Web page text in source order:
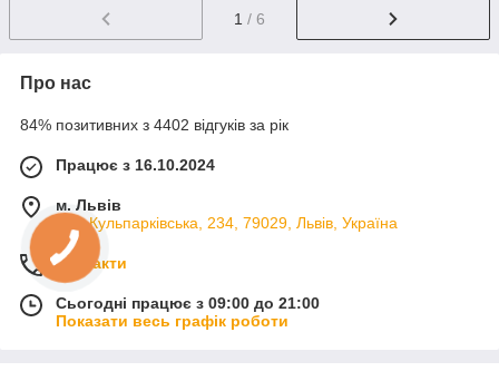
1 / 6
Про нас
84% позитивних з 4402 відгуків за рік
Працює з 16.10.2024
м. Львів
вул. Кульпарківська, 234, 79029, Львів, Україна
Контакти
Сьогодні працює з 09:00 до 21:00
Показати весь графік роботи